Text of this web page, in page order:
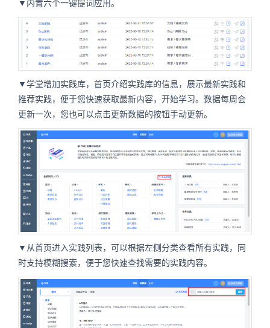
▼内置六个一键提词应用。
▼学堂增加实践库，首页介绍实践库的信息，展示最新实践和
推荐实践，便于您快速获取最新内容，开始学习。数据每周会
更新一次，您也可以点击更新数据的按钮手动更新。
▼从首页进入实践列表，可以根据左侧分类查看所有实践，同
时支持模糊搜索，便于您快速查找需要的实践内容。